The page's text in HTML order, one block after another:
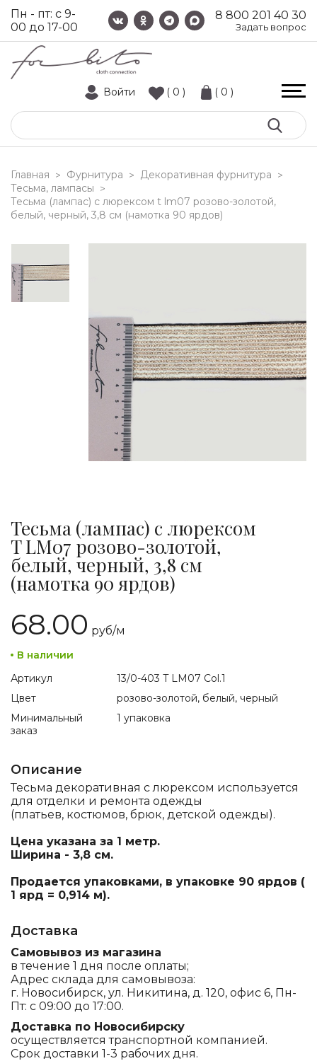
8 800 201 40 30
Задать вопрос
Пн - пт: с 9-
00 до 17-00
Войти ( 0 ) ( 0 )
Главная > Фурнитура > Декоративная фурнитура >
Тесьма, лампасы >
тесьма (лампас) с люрексом t lm07 розово-золотой,
белый, черный, 3,8 см (намотка 90 ярдов)
Тесьма (лампас) с люрексом
T LM07 розово-золотой,
белый, черный, 3,8 см
(намотка 90 ярдов)
68.00 руб/м
В наличии
Артикул
13/0-403 T LM07 Col.1
Цвет
розово-золотой, белый, черный
Минимальный
заказ
1 упаковка
Описание
Тесьма декоративная с люрексом используется
для отделки и ремонта одежды
(платьев, костюмов, брюк, детской одежды).
Цена указана за 1 метр.
Ширина - 3,8 см.
Продается упаковками, в упаковке 90 ярдов (
1 ярд = 0,914 м).
Доставка
Самовывоз из магазина
в течение 1 дня после оплаты;
Адрес склада для самовывоза:
г. Новосибирск, ул. Никитина, д. 120, офис 6, Пн-
Пт: с 09:00 до 17:00.
Доставка по Новосибирску
осуществляется транспортной компанией.
Срок доставки 1-3 рабочих дня.